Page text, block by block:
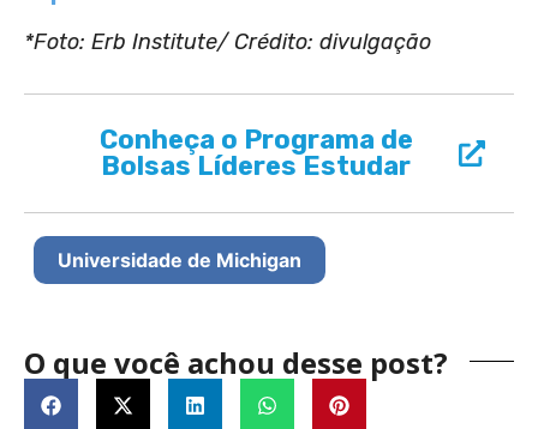
*Foto: Erb Institute/ Crédito: divulgação
Conheça o Programa de
Bolsas Líderes Estudar
Universidade de Michigan
O que você achou desse post?